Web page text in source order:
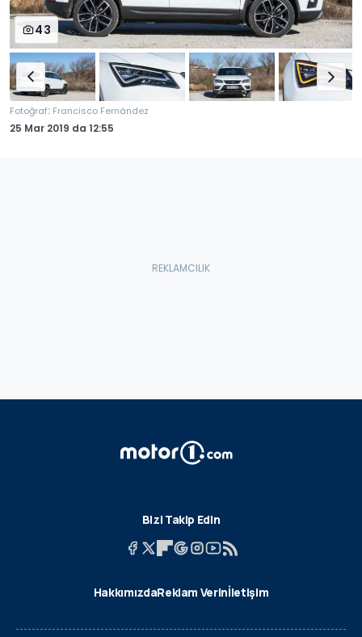
43
Fotoğraf: Francisco Fernández
25 Mar 2019 da 12:55
Bizi Takip Edin
HakkımızdaReklam Verinİletişim